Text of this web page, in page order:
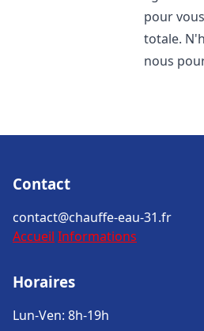
pour
totale.
nous
Contact
contact@chauffe-eau-31.fr
Accueil Informations
Horaires
Lun-Ven: 8h-19h